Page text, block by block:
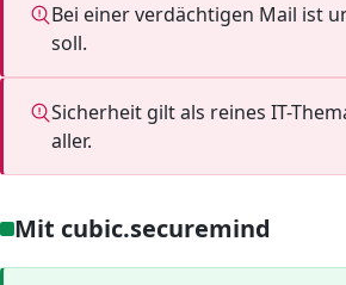
Bei einer verdächtigen Mail ist
soll.
Sicherheit gilt als reines IT-
aller.
Mit cubic.securemind